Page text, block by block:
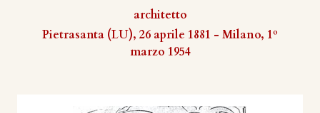
architetto
Pietrasanta (LU), 26 aprile 1881 - Milano, 1º
marzo 1954